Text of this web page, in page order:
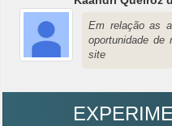
Em relação as
oportunidade de
site